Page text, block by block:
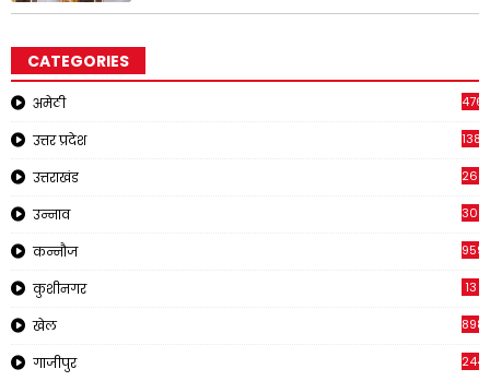
CATEGORIES
अमेठी
उत्तर प्रदेश 1381
उत्तराखंड
उन्नाव 308
कन्नौज 959
कुशीनगर 13
खेल 898
गाजीपुर 244